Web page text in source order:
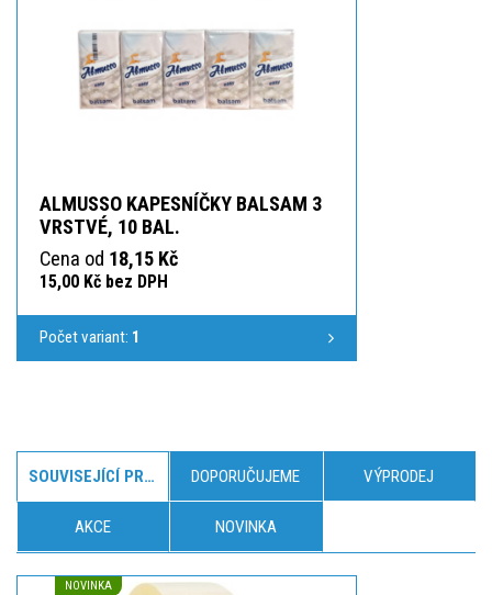
ALMUSSO KAPESNÍČKY BALSAM 3
VRSTVÉ, 10 BAL.
Cena od 18,15 Kč
15,00 Kč bez DPH
Počet variant: 1
SOUVISEJÍCÍ PRODUKTY DOPORUČUJEME VÝPRODEJ
AKCE NOVINKA
NOVINKA